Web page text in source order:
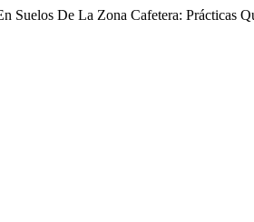
Suelos De La Zona Cafetera: Prácticas